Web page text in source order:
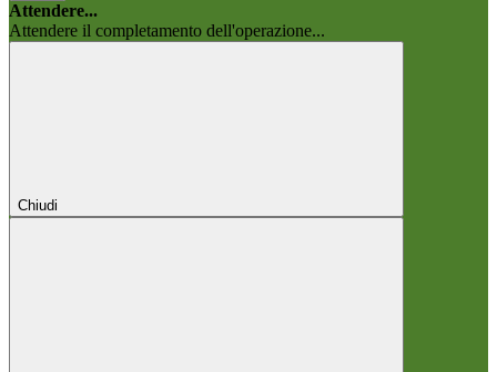
Attendere...
Attendere il completamento dell'operazione...
Chiudi